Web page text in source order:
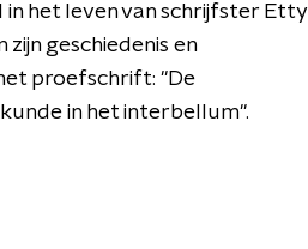
het leven van schrijfster Etty
geschiedenis en
proefschrift: "De
in het interbellum".